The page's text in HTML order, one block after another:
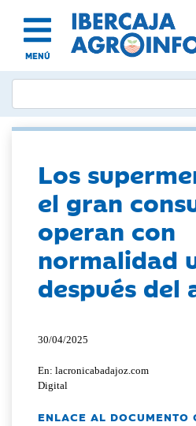
MENÚ
Los
el gran
operan con
normalidad
después del
30/04/2025
En: lacronicabadajoz.com
Digital
ENLACE AL DOCUMENTO